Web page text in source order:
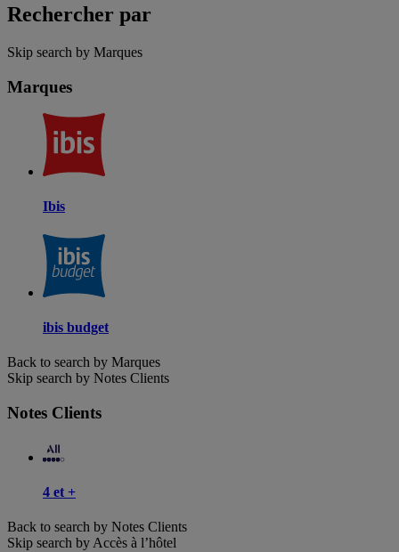
Rechercher par
Skip search by Marques
Marques
Ibis
ibis budget
Back to search by Marques
Skip search by Notes Clients
Notes Clients
4 et +
Back to search by Notes Clients
Skip search by Accès à l’hôtel